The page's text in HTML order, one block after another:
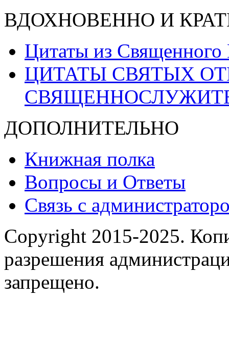
ВДОХНОВЕННО И
Цитаты из Священного
ЦИТАТЫ СВЯТЫХ
ДОПОЛНИТЕЛЬНО
Книжная полка
Вопросы и Ответы
Связь с
Copyright 2015-2025.
разрешения
запрещено.